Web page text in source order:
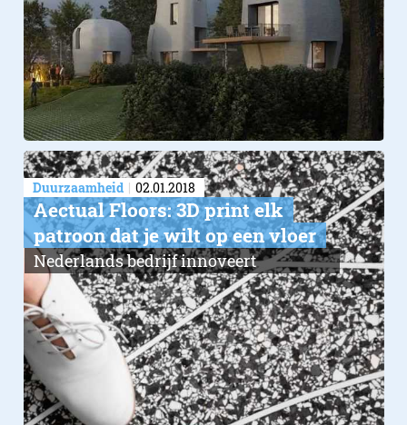
Duurzaamheid 02.01.2018
Aectual Floors: 3D print elk
patroon dat je wilt op een vloer
Nederlands bedrijf innoveert